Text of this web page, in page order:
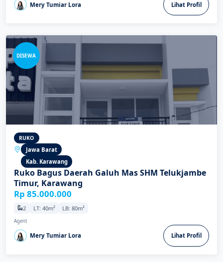
Mery Tumiar Lora Lihat Profil
DISEWA
RUKO
Jawa Barat
Kab. Karawang
Ruko Bagus Daerah Galuh Mas SHM Telukjambe
Timur, Karawang
Rp 85.000.000
2 LT: 40m² LB: 80m²
Agent
Mery Tumiar Lora Lihat Profil